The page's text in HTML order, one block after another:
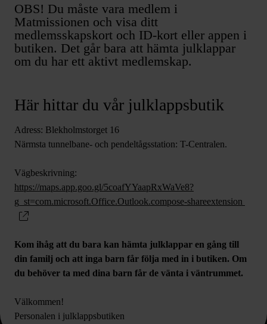
OBS! Du måste vara medlem i
Matmissionen och visa ditt
medlemsskapskort och ID-kort eller appen i
butiken. Det går bara att hämta julklappar
om du har ett aktivt medlemskap.
Här hittar du vår julklappsbutik
Adress: Blekholmstorget 16
Närmsta tunnelbane- och pendeltågsstation: T-Centralen.
Vägbeskrivning:
https://maps.app.goo.gl/5coafYYaapRxWaVe8?
g_st=com.microsoft.Office.Outlook.compose-shareextension
Kom ihåg att du bara kan hämta julklappar en gång till
din familj och att inga barn får följa med in i butiken. Om
du behöver ta med dina barn får de vänta i väntrummet.
Välkommen!
Personalen i julklappsbutiken